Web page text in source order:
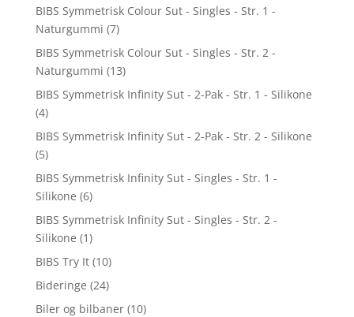
BIBS Symmetrisk Colour Sut - Singles - Str. 1 -
Naturgummi (7)
BIBS Symmetrisk Colour Sut - Singles - Str. 2 -
Naturgummi (13)
BIBS Symmetrisk Infinity Sut - 2-Pak - Str. 1 - Silikone
(4)
BIBS Symmetrisk Infinity Sut - 2-Pak - Str. 2 - Silikone
(5)
BIBS Symmetrisk Infinity Sut - Singles - Str. 1 -
Silikone (6)
BIBS Symmetrisk Infinity Sut - Singles - Str. 2 -
Silikone (1)
BIBS Try It (10)
Bideringe (24)
Biler og bilbaner (10)